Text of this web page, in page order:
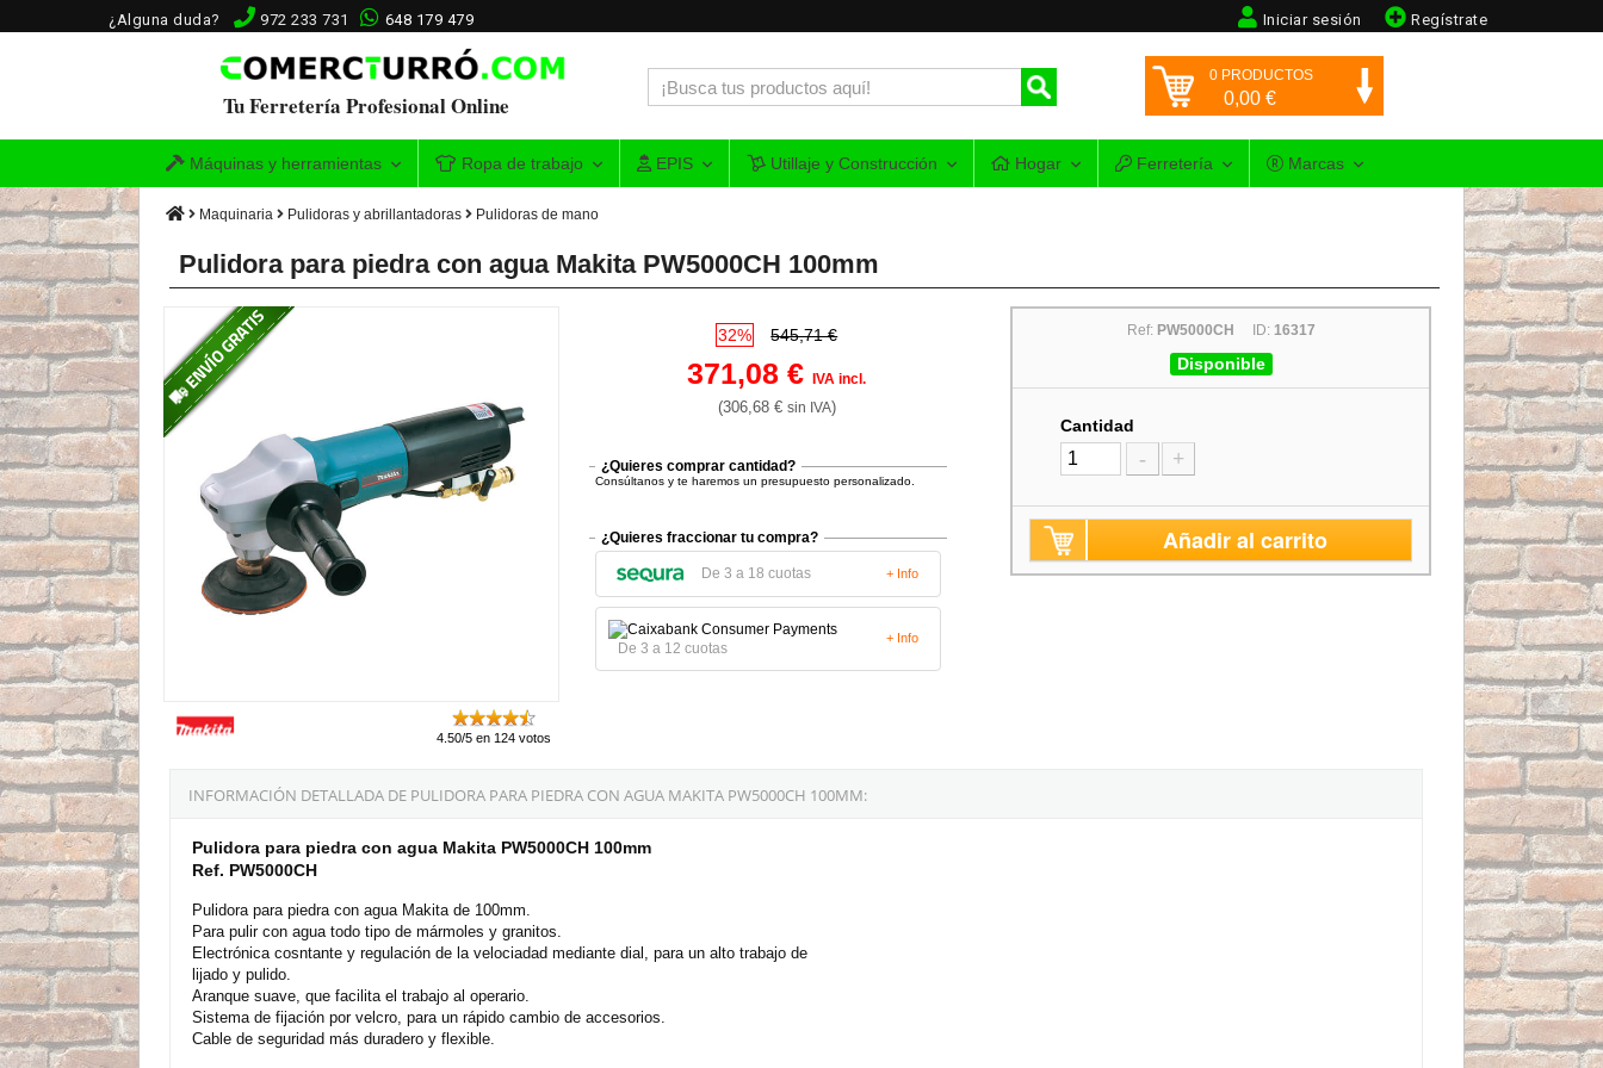
¿Alguna duda? 972 233 731 648 179 479 Regístrate
Iniciar sesión
Tu Ferretería Profesional Online
0 PRODUCTOS
0,00 €
Máquinas y herramientas Ropa de trabajo EPIS Utillaje y Construcción Hogar Ferretería Marcas
Maquinaria Pulidoras y abrillantadoras Pulidoras de mano
Pulidora para piedra con agua Makita PW5000CH 100mm
4.50/5 en 124 votos
32% 545,71 €
371,08 €IVA incl.
(306,68 € sin IVA)
¿Quieres comprar cantidad?
Consúltanos y te haremos un presupuesto personalizado.
¿Quieres fraccionar tu compra?
De 3 a 18 cuotas + Info
De 3 a 12 cuotas
+ Info
Ref: PW5000CH ID: 16317
Disponible
Cantidad
- +
Añadir al carrito
INFORMACIÓN DETALLADA DE PULIDORA PARA PIEDRA CON AGUA MAKITA PW5000CH 100MM:
Pulidora para piedra con agua Makita PW5000CH 100mm
Ref. PW5000CH
Pulidora para piedra con agua Makita de 100mm.
Para pulir con agua todo tipo de mármoles y granitos.
Electrónica cosntante y regulación de la velociadad mediante dial, para un alto trabajo de
lijado y pulido.
Aranque suave, que facilita el trabajo al operario.
Sistema de fijación por velcro, para un rápido cambio de accesorios.
Cable de seguridad más duradero y flexible.